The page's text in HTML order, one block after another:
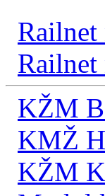
Railnet
Railnet
KŽM
KMŽ
KŽM